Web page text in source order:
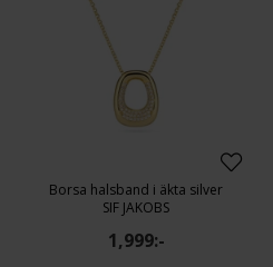
Borsa halsband i äkta silver
SIF JAKOBS
1,999:-